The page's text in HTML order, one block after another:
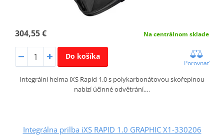
304,55 € Na centrálnom sklade
Do košíka
Porovnať
Integrální helma iXS Rapid 1.0 s polykarbonátovou skořepinou
nabízí účinné odvětrání,…
Integrálna prilba iXS RAPID 1.0 GRAPHIC X1-330206